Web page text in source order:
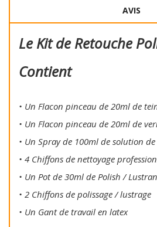
AVIS
Le Kit de Retouche
Contient
• Un Flacon pinceau de 20ml de
• Un Flacon pinceau de 20ml de
• Un Spray de 100ml de solution
• 4 Chiffons de nettoyage
• Un Pot de 30ml de Polish /
• 2 Chiffons de polissage / lustrage
• Un Gant de travail en latex